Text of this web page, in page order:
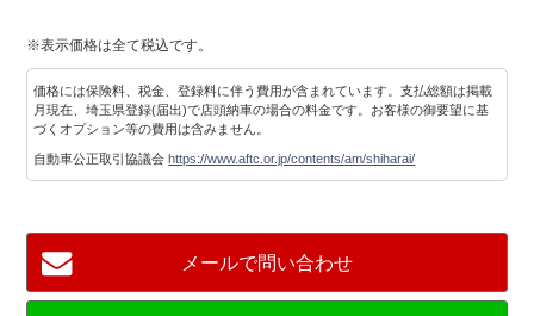
※表示価格は全て税込です。
価格には保険料、税金、登録料に伴う費用が含まれています。支払総額は掲載
月現在、埼玉県登録(届出)で店頭納車の場合の料金です。お客様の御要望に基
づくオプション等の費用は含みません。
自動車公正取引協議会https://www.aftc.or.jp/contents/am/shiharai/
メールで問い合わせ